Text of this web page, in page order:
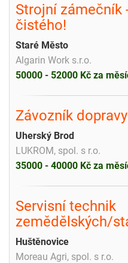
Strojní zámečník
čistého!
Staré Město
Algarin Work s.r.o.
50000 - 52000 Kč za
Závozník
Uherský Brod
LUKROM, spol. s r.o.
35000 - 40000 Kč za
Servisní technik
zemědělských/
Huštěnovice
Moreau Agri, spol. s r.o.